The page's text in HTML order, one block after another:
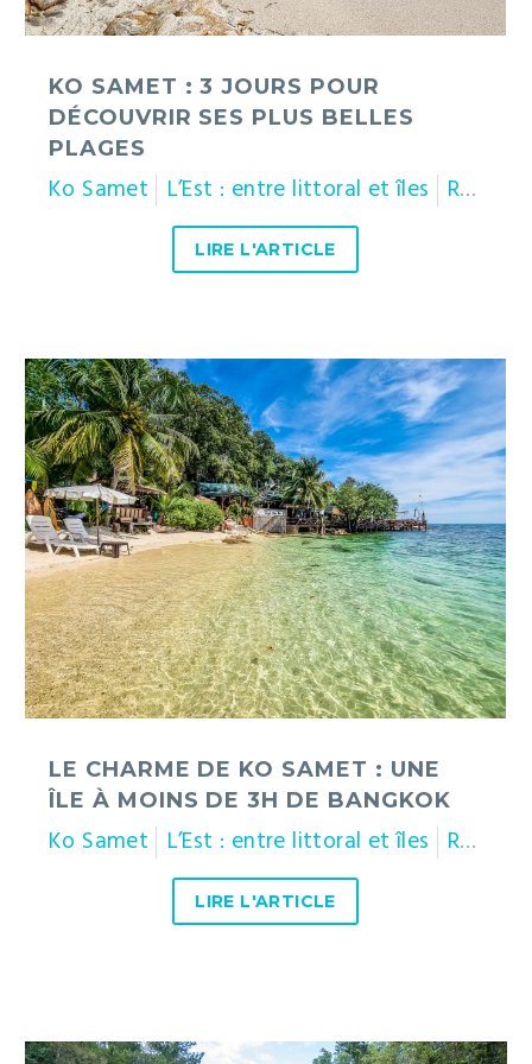
plages
KO SAMET : 3 JOURS POUR
DÉCOUVRIR SES PLUS BELLES
PLAGES
Ko Samet L’Est : entre littoral et îles Rayong
LIRE L'ARTICLE
Le
charme
de
Ko
Samet
:
une
île
à
moins
de
3h
Bangkok
LE CHARME DE KO SAMET : UNE
ÎLE À MOINS DE 3H DE BANGKOK
Ko Samet L’Est : entre littoral et îles Rayong
LIRE L'ARTICLE
Parc